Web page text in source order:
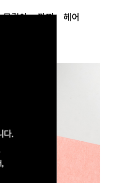
목걸이 팔찌 헤어